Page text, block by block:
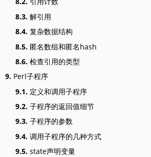
8.3. 解引用
8.4. 复杂数据结构
8.5. 匿名数组和匿名hash
8.6. 检查引用的类型
9. Perl子程序
9.1. 定义和调用子程序
9.2. 子程序的返回值细节
9.3. 子程序的参数
9.4. 调用子程序的几种方式
9.5. state声明变量